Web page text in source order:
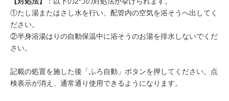
①たし湯またはさし水を行い、配管内の空気を浴そうへ出してく
ださい。
②半身浴湯はりの自動保温中に浴そうのお湯を排水しないでくだ
さい。
記載の処置を施した後「ふろ自動」ボタンを押してください。点
検表示が消え、通常通り使用できるようになります。